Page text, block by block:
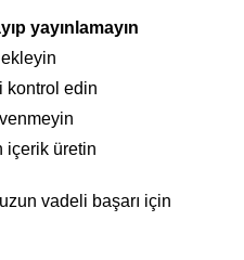
yayınlamayın
kontrol edin
içerik üretin
vadeli başarı için